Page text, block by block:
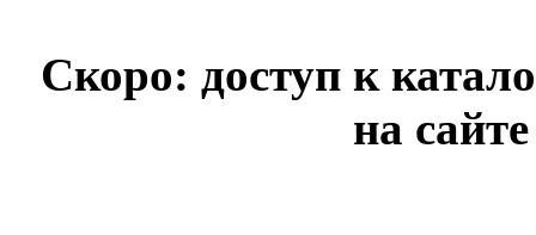
Скоро: доступ к
на